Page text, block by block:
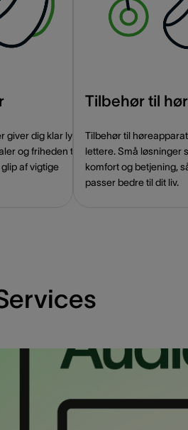
dig klar lyd,
og friheden til
af vigtige
Tilbehør til
Tilbehør til
lettere. Små løsninger
komfort og betjening,
passer bedre til dit liv.